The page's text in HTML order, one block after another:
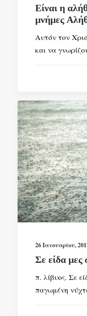
Είναι η
μνήμες
Αυτόν τον
και να
26 Ιανουαρίου,
Σε είδα
π. λίβυος. Σε
παγωμένη